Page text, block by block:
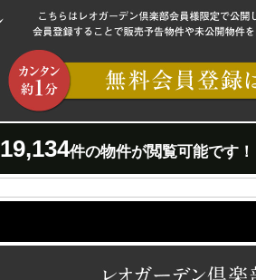
19,134件の物件が閲覧可能です！